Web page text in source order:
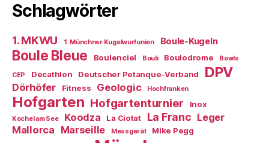
Schlagwörter
1. MKWU 1. Münchner Kugelwurfunion Boule-Kugeln
Boule Bleue Boulenciel Bouli Boulodrome Bowls
CEP Decathlon Deutscher Petanque-Verband DPV
Dörhöfer Fitness Geologic Hochfranken
Hofgarten Hofgartenturnier Inox
Kochel am See Koodza La Ciotat La Franc Leger
Mallorca Marseille Messgerät Mike Pegg